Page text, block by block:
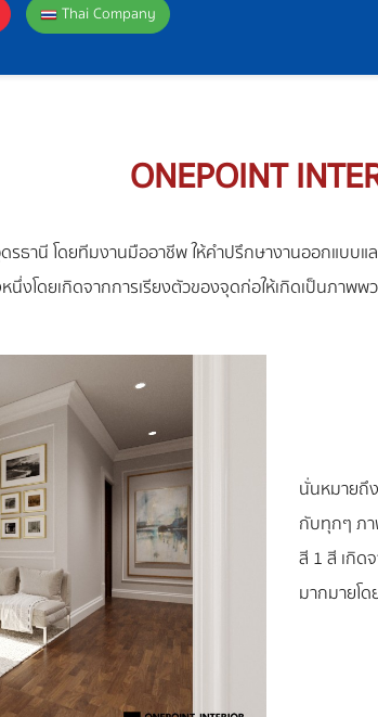
Thai Company
ONEPOINT
ดรธานี โดยทีมงานมืออาชีพ ให้คำปรึกษางานออกแบ
นึ่งโดยเกิดจากการเรียงตัวของจุดก่อให้เกิดเป็นภาพ
นั่นหมายถึ
กับทุกๆ ภา
สี 1 สี เกิด
มากมายโ